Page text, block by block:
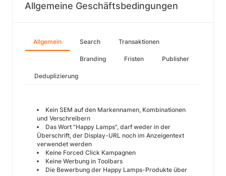
Allgemeine Geschäftsbedingungen
Allgemein Search Transaktionen
Branding Fristen Publisher
Deduplizierung
Kein SEM auf den Markennamen, Kombinationen
und Verschreibern
Das Wort "Happy Lamps", darf weder in der
Überschrift, der Display-URL noch im Anzeigentext
verwendet werden
Keine Forced Click Kampagnen
Keine Werbung in Toolbars
Die Bewerbung der Happy Lamps-Produkte über